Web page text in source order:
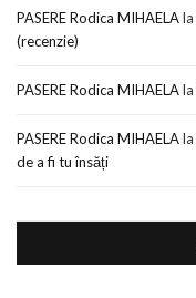
PASERE Rodica MIHAELAla
(recenzie)
PASERE Rodica MIHAELAla
PASERE Rodica MIHAELAla
de a fi tu însăți